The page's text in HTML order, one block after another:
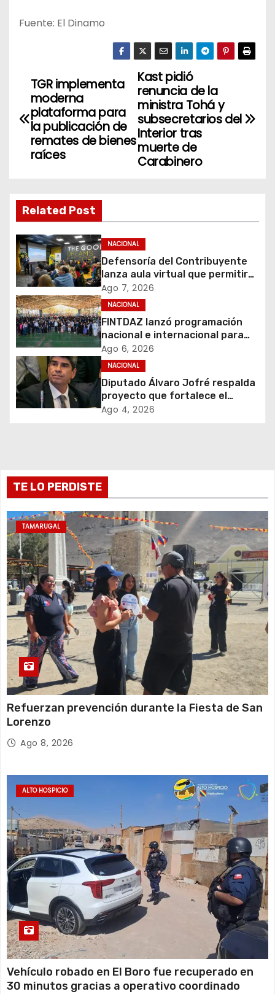
Fuente: El Dinamo
N
a
a
c
i
ó
n
d
e
e
a
d
a
s
Kast pidió
renuncia de la
ministra Tohá y
subsecretarios del
Interior tras
muerte de
Carabinero
TGR implementa
moderna
plataforma para
la publicación de
remates de bienes
raíces
Related Post
NACIONAL
Defensoría del Contribuyente
lanza aula virtual que permitirá
acercar la educación tributaria
a miles de personas y
emprendedores de todo Chile
Ago 7, 2026
NACIONAL
FINTDAZ lanzó programación
nacional e internacional para
celebrar sus 19 años
Ago 6, 2026
NACIONAL
Diputado Álvaro Jofré respalda
proyecto que fortalece el
control de identidad durante
Ago 4, 2026
TE LO PERDISTE
TAMARUGAL
Refuerzan prevención durante la Fiesta de San
Lorenzo
Ago 8, 2026
ALTO HOSPICIO
Vehículo robado en El Boro fue recuperado en
30 minutos gracias a operativo coordinado